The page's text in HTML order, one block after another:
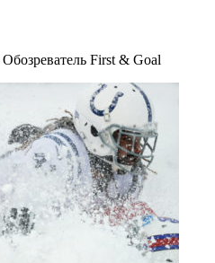
Обозреватель First & Goal